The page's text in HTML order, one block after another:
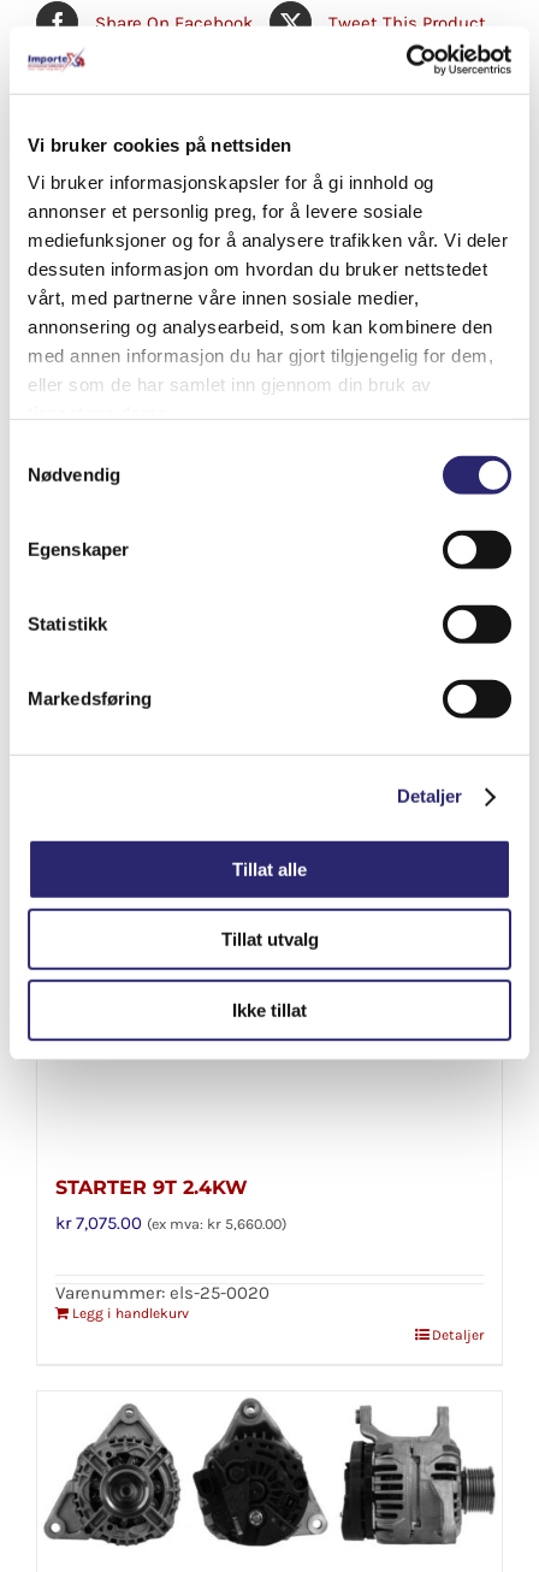
Vi bruker cookies på nettsiden
Vi bruker informasjonskapsler for å gi innhold og
annonser et personlig preg, for å levere sosiale
mediefunksjoner og for å analysere trafikken vår. Vi deler
dessuten informasjon om hvordan du bruker nettstedet
vårt, med partnerne våre innen sosiale medier,
annonsering og analysearbeid, som kan kombinere den
med annen informasjon du har gjort tilgjengelig for dem,
eller som de har samlet inn gjennom din bruk av
Nødvendig
Egenskaper
Statistikk
Markedsføring
Detaljer
Tillat alle
Tillat utvalg
Ikke tillat
Share On Facebook Tweet This Product
Relaterte produkter
Detaljer
STARTER 9T 2.4KW
kr7,075.00 (ex mva: kr 5,660.00)
Varenummer: els-25-0020
Legg i handlekurv
Detaljer